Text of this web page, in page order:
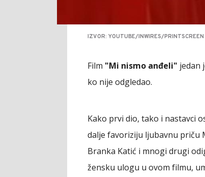
IZVOR: YOUTUBE/INWIRES/PRINTSCREEN
Film "Mi nismo anđeli" jedan
ko nije odgledao.
Kako prvi dio, tako i nastavci
dalje favoriziju ljubavnu priču
Branka Katić i mnogi drugi
žensku ulogu u ovom filmu,